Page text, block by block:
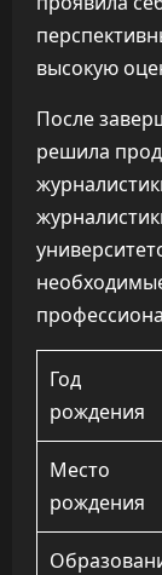
высокую
После
решила
Год
рождения
Место
рождения